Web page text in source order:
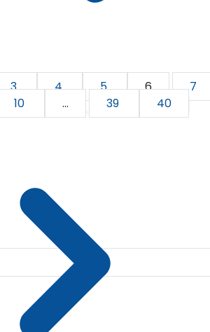
3 4 5 6
7
10 ... 39 40